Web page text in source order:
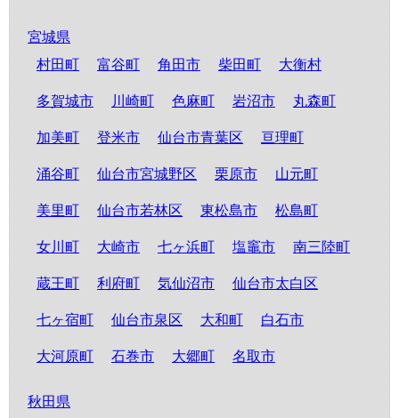
宮城県
村田町
富谷町 角田市 柴田町 大衡村
多賀城市 川崎町 色麻町 岩沼市 丸森町
加美町 登米市 仙台市青葉区 亘理町
涌谷町 仙台市宮城野区 栗原市 山元町
美里町 仙台市若林区 東松島市 松島町
女川町 大崎市 七ヶ浜町 塩竈市 南三陸町
蔵王町 利府町 気仙沼市 仙台市太白区
七ヶ宿町 仙台市泉区 大和町 白石市
大河原町 石巻市 大郷町 名取市
秋田県